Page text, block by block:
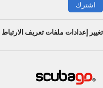
اشترك
تغيير إعدادات ملفات تعريف الارتباط